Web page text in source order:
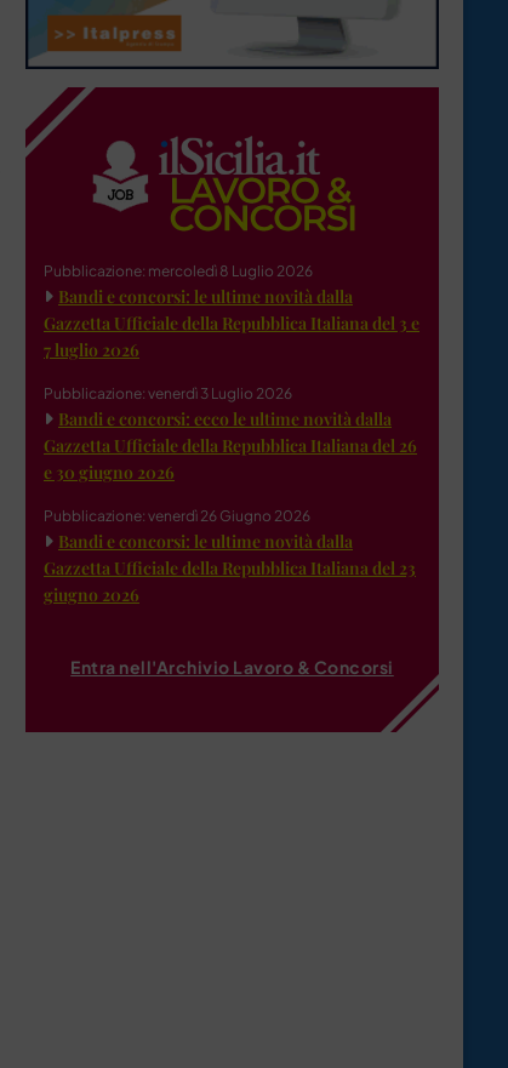
Pubblicazione: mercoledì 8 Luglio 2026
Bandi e concorsi: le ultime novità dalla
Gazzetta Ufficiale della Repubblica Italiana del 3 e
7 luglio 2026
Pubblicazione: venerdì 3 Luglio 2026
Bandi e concorsi: ecco le ultime novità dalla
Gazzetta Ufficiale della Repubblica Italiana del 26
e 30 giugno 2026
Pubblicazione: venerdì 26 Giugno 2026
Bandi e concorsi: le ultime novità dalla
Gazzetta Ufficiale della Repubblica Italiana del 23
giugno 2026
Entra nell'Archivio Lavoro & Concorsi